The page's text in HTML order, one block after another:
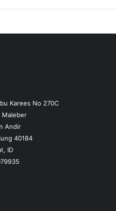
Karees No 270C
Maleber
Andir
40184
ID